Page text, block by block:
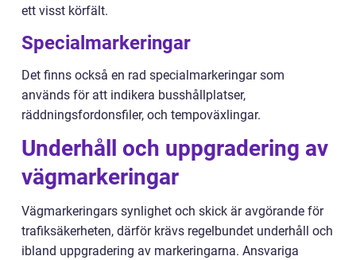
ett visst körfält.
Specialmarkeringar
Det finns också en rad specialmarkeringar som
används för att indikera busshållplatser,
räddningsfordonsfiler, och tempoväxlingar.
Underhåll och uppgradering av
vägmarkeringar
Vägmarkeringars synlighet och skick är avgörande för
trafiksäkerheten, därför krävs regelbundet underhåll och
ibland uppgradering av markeringarna. Ansvariga